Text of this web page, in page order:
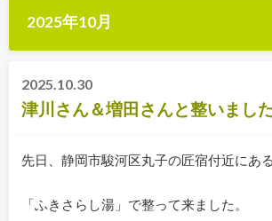
2025年10月
2025.10.30
津川さん＆増田さんと整いまし
先日、静岡市駿河区丸子の匠宿付近にある
「ふきさらし湯」で整って来ました。